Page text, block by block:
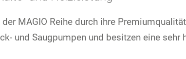
MAGIO Reihe durch ihre
und Saugpumpen und besitzen eine